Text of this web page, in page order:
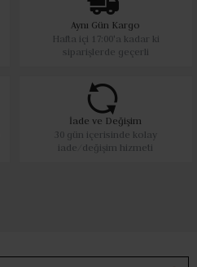
Aynı Gün Kargo
Hafta içi 17:00'a kadar ki
siparişlerde geçerli
İade ve Değişim
30 gün içerisinde kolay
iade/değişim hizmeti